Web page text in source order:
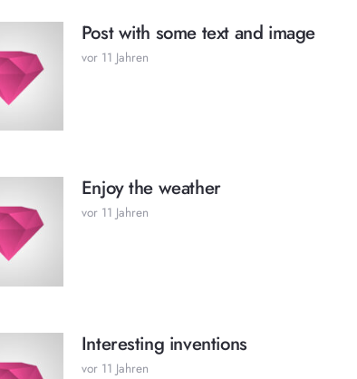
Post with some text and image
vor 11 Jahren
Enjoy the weather
vor 11 Jahren
Interesting inventions
vor 11 Jahren